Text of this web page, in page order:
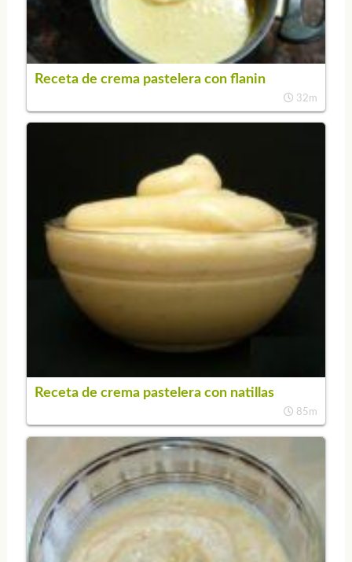
Receta de crema pastelera con flanin
32m
Receta de crema pastelera con natillas
85m